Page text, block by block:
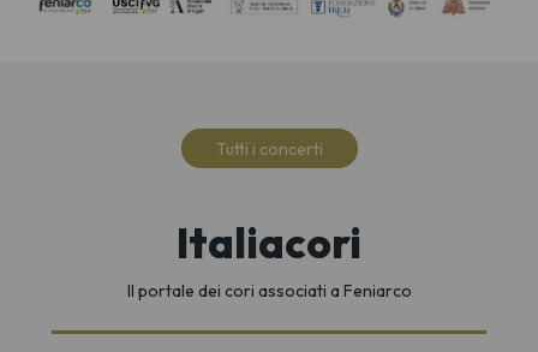
Tutti i concerti
Italiacori
Il portale dei cori associati a Feniarco